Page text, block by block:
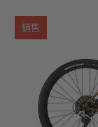
銷售